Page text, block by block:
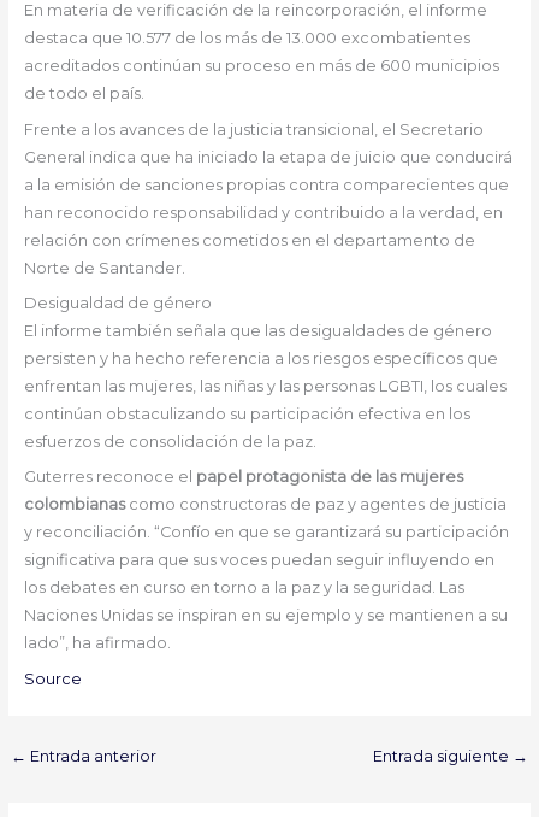
En materia de verificación de la reincorporación, el informe
destaca que 10.577 de los más de 13.000 excombatientes
acreditados continúan su proceso en más de 600 municipios
de todo el país.
Frente a los avances de la justicia transicional, el Secretario
General indica que ha iniciado la etapa de juicio que conducirá
a la emisión de sanciones propias contra comparecientes que
han reconocido responsabilidad y contribuido a la verdad, en
relación con crímenes cometidos en el departamento de
Norte de Santander.
Desigualdad de género
El informe también señala que las desigualdades de género
persisten y ha hecho referencia a los riesgos específicos que
enfrentan las mujeres, las niñas y las personas LGBTI, los cuales
continúan obstaculizando su participación efectiva en los
esfuerzos de consolidación de la paz.
Guterres reconoce el papel protagonista de las mujeres
colombianascomo constructoras de paz y agentes de justicia
y reconciliación. “Confío en que se garantizará su participación
significativa para que sus voces puedan seguir influyendo en
los debates en curso en torno a la paz y la seguridad. Las
Naciones Unidas se inspiran en su ejemplo y se mantienen a su
lado”, ha afirmado.
Source
← Entrada anterior Entrada siguiente →